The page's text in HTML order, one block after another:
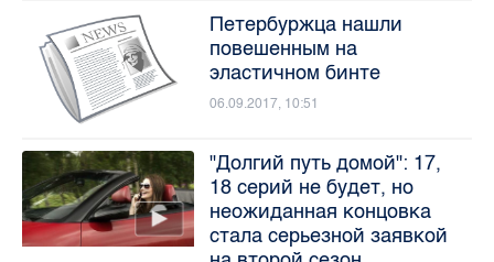
Петербуржца нашли
повешенным на
эластичном бинте
06.09.2017, 10:51
"Долгий путь домой": 17,
18 серий не будет, но
неожиданная концовка
стала серьезной заявкой